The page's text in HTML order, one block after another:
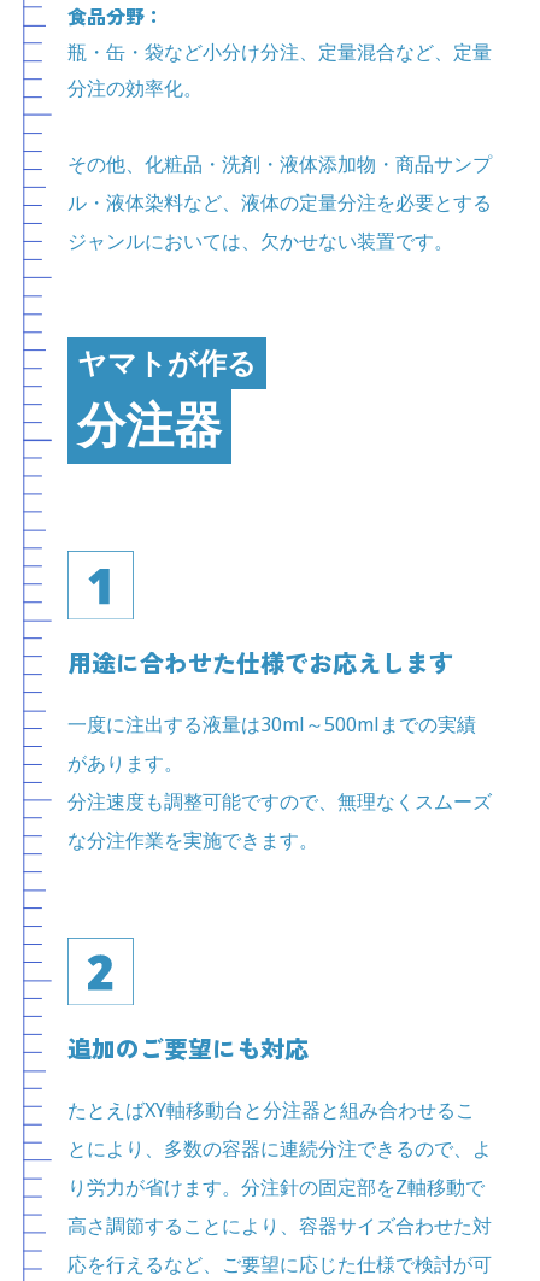
食品分野：
瓶・缶・袋など小分け分注、定量混合など、定量
分注の効率化。
その他、化粧品・洗剤・液体添加物・商品サンプ
ル・液体染料など、液体の定量分注を必要とする
ジャンルにおいては、欠かせない装置です。
ヤマトが作る
分注器
用途に合わせた仕様でお応えします
一度に注出する液量は30ml～500mlまでの実績
があります。
分注速度も調整可能ですので、無理なくスムーズ
な分注作業を実施できます。
追加のご要望にも対応
たとえばXY軸移動台と分注器と組み合わせるこ
とにより、多数の容器に連続分注できるので、よ
り労力が省けます。分注針の固定部をZ軸移動で
高さ調節することにより、容器サイズ合わせた対
応を行えるなど、ご要望に応じた仕様で検討が可